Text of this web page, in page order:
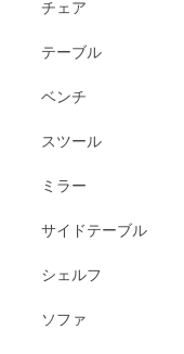
チェア
テーブル
ベンチ
スツール
ミラー
サイドテーブル
シェルフ
ソファ